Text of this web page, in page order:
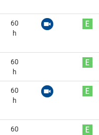
60
h
60
h
60
h
60